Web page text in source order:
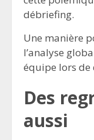
débriefing.
Une manière
l’analyse
équipe lors de
Des
aussi